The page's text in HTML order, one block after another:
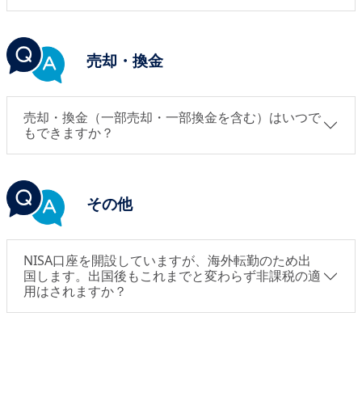
売却・換金
売却・換金（一部売却・一部換金を含む）はいつで
もできますか？
その他
NISA口座を開設していますが、海外転勤のため出
国します。出国後もこれまでと変わらず非課税の適
用はされますか？